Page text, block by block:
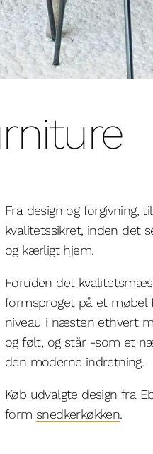
Fra design og forgivning,
kvalitetssikret, inden det
og kærligt hjem.
Foruden det
formsproget på et
niveau i næsten ethvert
og følt, og står -som et
den moderne indretning.
Køb udvalgte design fra
form snedkerkøkken.